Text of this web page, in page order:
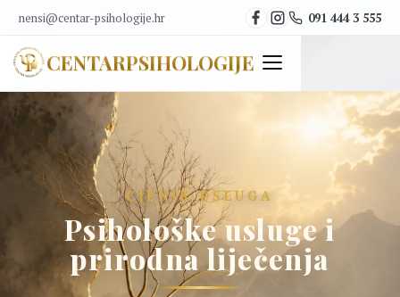
nensi@centar-psihologije.hr 091 444 3 555
CENTARPSIHOLOGIJE
CJENIK USLUGA
Psihološke usluge i
prirodna liječenja